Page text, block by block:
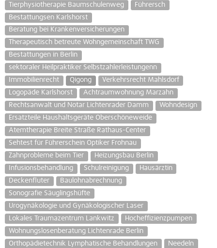
Tierphysiotherapie Baumschulenweg
Führersch
Bestattungsen Karlshorst
Beratung bei Krankenversicherungen
Therapeutisch betreute Wohngemeinschaft TWG
Bestattungen in Berlin
sektoraler Heilpraktiker Selbstzahlerleistungenn
Immobilienrecht
Qigong
Verkehrsrecht Mahlsdorf
Logopäde Karlshorst
Achtraumwohnung Marzahn
Rechtsanwalt und Notar Lichtenrader Damm
Wohndesign
Ersatzteile Haushaltsgeräte Oberschöneweide
Atemtherapie Breite Straße Rathaus-Center
Sehtest für Führerschein Optiker Frohnau
Zahnprobleme beim Tier
Heizungsbau Berlin
Infusionsbehandlung
Schulreinigung
Hausärztin
Deckenfluter
Baulohnabrechnung
Sonografie Säuglingshüfte
Urogynäkologie und Gynäkologischer Laser
Lokales Traumazentrum Lankwitz
Hocheffizienzpumpen
Wohnungslosenberatung Lichtenrade Berlin
Orthopädietechnik Lymphatische Behandlungen
Needeln